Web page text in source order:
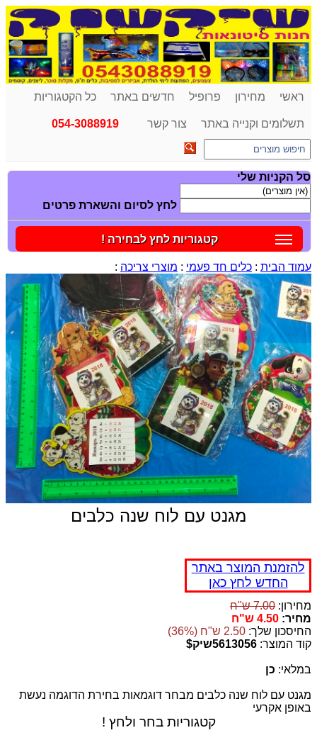
ראשי מחירון פרופיל חדשים באתר כל הקטגוריות
תשלומים וקנייה באתר צור קשר 054-3088919
סל הקניות שלי
לחץ לסיום והשארת פרטים
קטגוריות לחץ לבחירה !
עמוד הבית : כלים חד פעמי : מוצרי צריכה :
מגנט עם לוח שנה כלבים
להזמנת המוצר באתר
החדש לחץ כאן
מחירון: 7.00 ש"ח
מחיר: 4.50 ש"ח
החיסכון שלך: 2.50 ש"ח (36%)
קוד המוצר: 5613056שיק$
במלאי: כן
מגנט עם לוח שנה כלבים מבחר דוגמאות בחירת הדוגמה נעשת
באופן אקרעי
קטגוריות בחר ולחץ !